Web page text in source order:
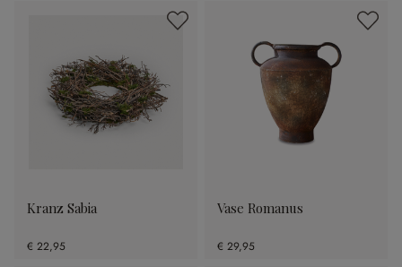
Kranz Sabia
€ 22,95
Vase Romanus
€ 29,95